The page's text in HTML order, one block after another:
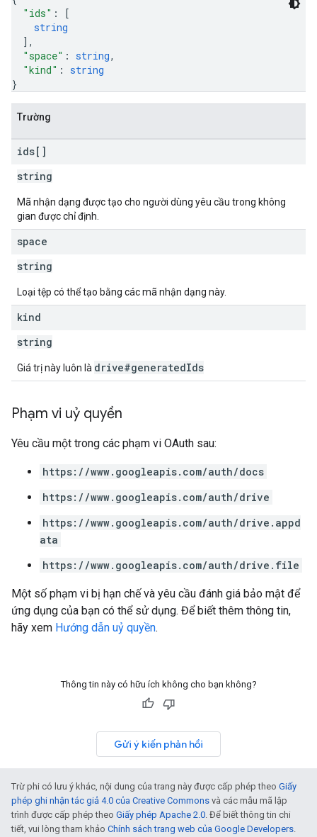
"ids" :
[
string
] ,
"space" : string,
"kind" : string
}
Trường
ids[]
string
Mã nhận dạng được tạo cho người dùng yêu cầu trong không
gian được chỉ định.
space
string
Loại tệp có thể tạo bằng các mã nhận dạng này.
kind
string
Giá trị này luôn là drive#generatedIds
Phạm vi uỷ quyền
Yêu cầu một trong các phạm vi OAuth sau:
https://www.googleapis.com/auth/docs
https://www.googleapis.com/auth/drive
https://www.googleapis.com/auth/drive.appd
ata
https://www.googleapis.com/auth/drive.file
Một số phạm vi bị hạn chế và yêu cầu đánh giá bảo mật để
ứng dụng của bạn có thể sử dụng. Để biết thêm thông tin,
hãy xem Hướng dẫn uỷ quyền.
Thông tin này có hữu ích không cho bạn không?
Gửi ý kiến phản hồi
Trừ phi có lưu ý khác, nội dung của trang này được cấp phép theo Giấy
phép ghi nhận tác giả 4.0 của Creative Commons và các mẫu mã lập
trình được cấp phép theo Giấy phép Apache 2.0. Để biết thông tin chi
tiết, vui lòng tham khảo Chính sách trang web của Google Developers.